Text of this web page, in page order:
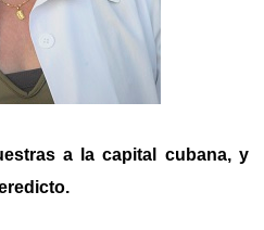
a la capital cubana, y